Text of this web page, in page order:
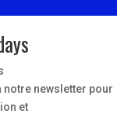
newsletter pour
et